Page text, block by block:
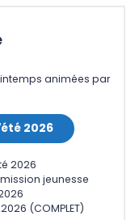
animées par
2026
2026
jeunesse
(COMPLET)